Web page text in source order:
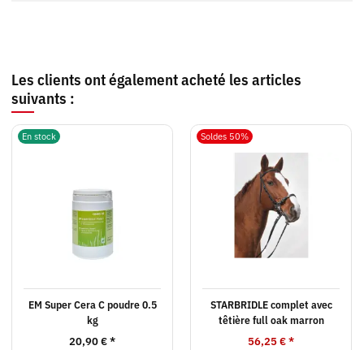
Les clients ont également acheté les articles
suivants :
En stock
EM Super Cera C poudre 0.5
kg
20,90 €*
Soldes 50%
STARBRIDLE complet avec
têtière full oak marron
56,25 €*